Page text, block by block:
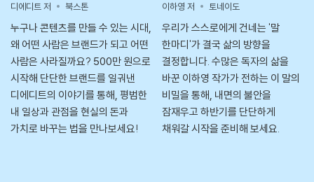
디에디트 저 북스톤
누구나 콘텐츠를 만들 수 있는 시대,
왜 어떤 사람은 브랜드가 되고 어떤
사람은 사라질까요? 500만 원으로
시작해 단단한 브랜드를 일궈낸
디에디트의 이야기를 통해, 평범한
내 일상과 관점을 현실의 돈과
가치로 바꾸는 법을 만나보세요!
이하영 저 토네이도
우리가 스스로에게 건네는 '말
한마디'가 결국 삶의 방향을
결정합니다. 수많은 독자의 삶을
바꾼 이하영 작가가 전하는 이 말의
비밀을 통해, 내면의 불안을
잠재우고 하반기를 단단하게
채워갈 시작을 준비해 보세요.